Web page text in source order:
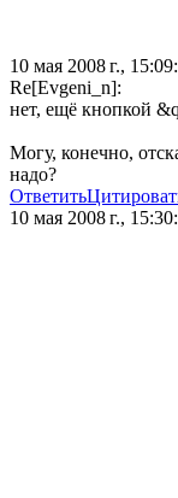
10 мая 2008 г.,
Re[Evgeni_n]:
нет, ещё кнопкой
Могу, конечно,
надо?
Ответить
10 мая 2008 г.,